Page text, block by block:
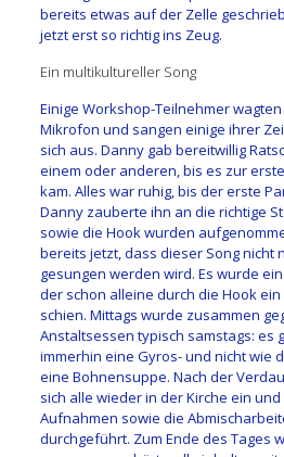
bereits etwas auf der Zelle
jetzt erst so richtig ins Zeug.
Ein multikultureller Song
Einige Workshop-Teilnehmer
Mikrofon und sangen einige ihrer
sich aus. Danny gab bereitwillig
einem oder anderen, bis es zur
kam. Alles war ruhig, bis der erste
Danny zauberte ihn an die richtige
sowie die Hook wurden
bereits jetzt, dass dieser Song nicht
gesungen werden wird. Es wurde
der schon alleine durch die Hook
schien. Mittags wurde zusammen
Anstaltsessen typisch samstags: es
immerhin eine Gyros- und nicht wie
eine Bohnensuppe. Nach der
sich alle wieder in der Kirche ein
Aufnahmen sowie die
durchgeführt. Zum Ende des Tages